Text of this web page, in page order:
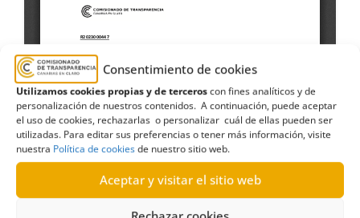
Consentimiento de cookies
Utilizamos cookies propias y de terceroscon fines analíticos y de
personalización de nuestros contenidos. A continuación, puede aceptar
el uso de cookies, rechazarlas o personalizar cuál de ellas pueden ser
utilizadas. Para editar sus preferencias o tener más información, visite
nuestra Política de cookiesde nuestro sitio web.
Aceptar y visitar el sitio web